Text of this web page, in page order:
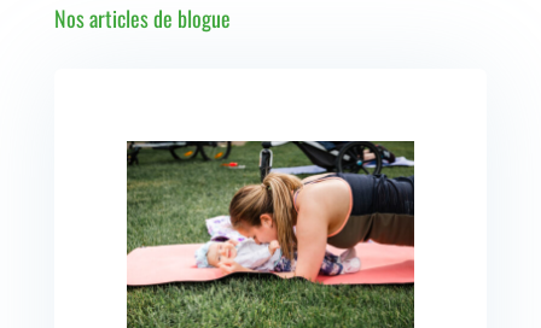
Nos articles de blogue